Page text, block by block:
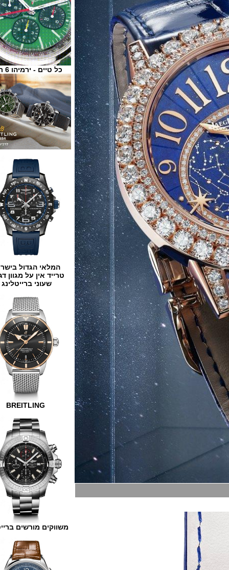
כל טיים - ירמיהו 6 ת"א
המלאי הגדול בישראל
טרייד אין על מגוון דגמים
שעוני ברייטלינג
BREITLING
משווקים מורשים ברייטלינג